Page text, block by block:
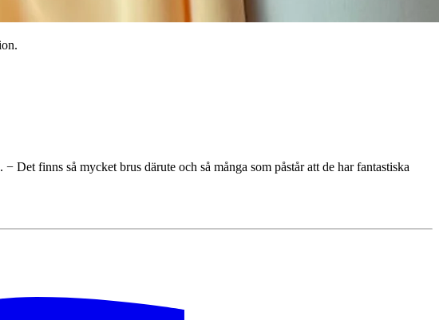
finns så mycket brus därute och så många som påstår att de har fantastiska